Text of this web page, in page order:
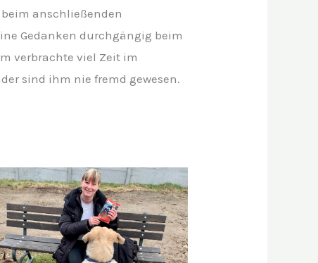
anschließenden
Gedanken durchgängig beim
verbrachte viel Zeit im
sind ihm nie fremd gewesen.